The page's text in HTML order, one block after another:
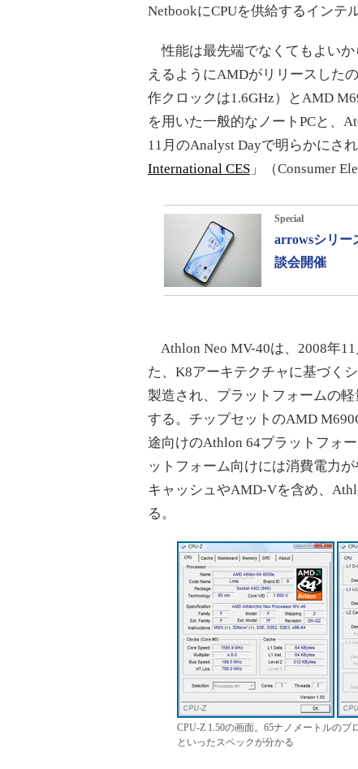
NetbookにCPUを供給するインテ
性能は最先端でなくてもよいか
えるようにAMDがリリースした
作クロックは1.6GHz）とAMD
を用いた一般的なノートPCと、
11月のAnalyst Dayで明らかにさ
International CES 」（Consumer
Special
arrowsシリー
談会開催
Athlon Neo MV-40は、2008年
た、K8アーキテクチャに基づく
製造され、プラットフォームの
する。チップセットのAMD
途向けのAthlon 64プラットフォ
ットフォーム向けには消費電力
キャッシュやAMD-Vを含め、
る。
CPU-Z 1.50の画面。65ナノメートルの
といったスペックが分かる